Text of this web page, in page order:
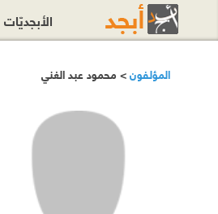
المؤلفون> محمود عبد الغني
الأبجديّات